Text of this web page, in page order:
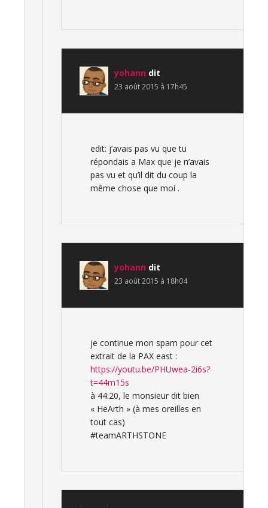
yohann dit
23 août 2015 à 17h45
edit: j’avais pas vu que tu
répondais a Max que je n’avais
pas vu et qu’il dit du coup la
même chose que moi .
yohann dit
23 août 2015 à 18h04
je continue mon spam pour cet
extrait de la PAX east :
https://youtu.be/PHUwea-2i6s?
t=44m15s
à 44:20, le monsieur dit bien
« HeArth » (à mes oreilles en
tout cas)
#teamARTHSTONE